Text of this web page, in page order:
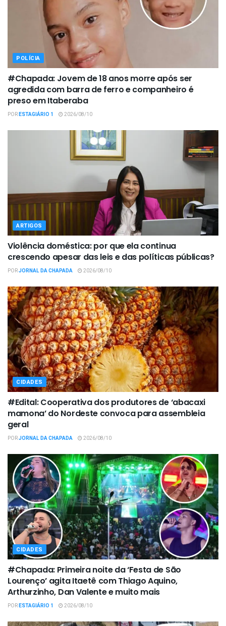
POLÍCIA
#Chapada: Jovem de 18 anos morre após ser
agredida com barra de ferro e companheiro é
preso em Itaberaba
PORESTAGIÁRIO 1 2026/08/10
ARTIGOS
Violência doméstica: por que ela continua
crescendo apesar das leis e das políticas públicas?
PORJORNAL DA CHAPADA 2026/08/10
CIDADES
#Edital: Cooperativa dos produtores de ‘abacaxi
mamona’ do Nordeste convoca para assembleia
geral
PORJORNAL DA CHAPADA 2026/08/10
CIDADES
#Chapada: Primeira noite da ‘Festa de São
Lourenço’ agita Itaetê com Thiago Aquino,
Arthurzinho, Dan Valente e muito mais
PORESTAGIÁRIO 1 2026/08/10